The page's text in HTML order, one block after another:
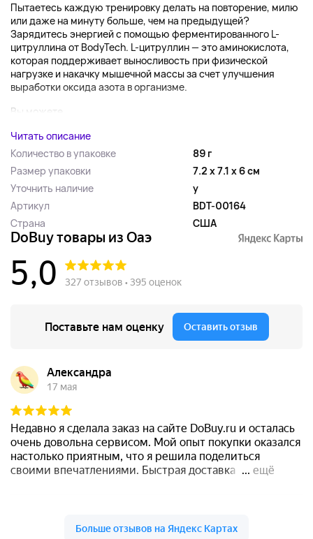
Пытаетесь каждую тренировку делать на повторение, милю
или даже на минуту больше, чем на предыдущей?
Зарядитесь энергией с помощью ферментированного L-
цитруллина от BodyTech. L-цитруллин — это аминокислота,
которая поддерживает выносливость при физической
нагрузке и накачку мышечной массы за счет улучшения
выработки оксида азота в организме.
Вы можете ...
Читать описание
Количество в упаковке
89 г
Размер упаковки
7.2 x 7.1 x 6 см
Уточнить наличие
y
Артикул
BDT-00164
Страна
США